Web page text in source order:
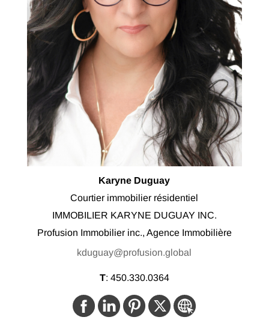
Karyne Duguay
Courtier immobilier résidentiel
IMMOBILIER KARYNE DUGUAY INC.
Profusion Immobilier inc., Agence Immobilière
kduguay@profusion.global
T: 450.330.0364